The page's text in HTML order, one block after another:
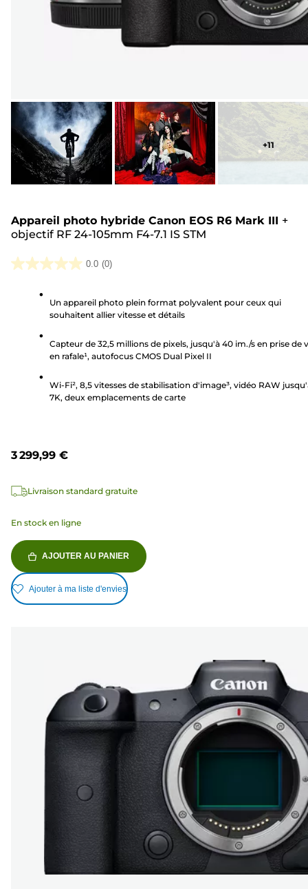
+11
Appareil photo hybride Canon EOS R6 Mark III +
objectif RF 24-105mm F4-7.1 IS STM
0.0 (0)
0.0
étoiles.
Un appareil photo plein format polyvalent pour ceux qui
souhaitent allier vitesse et détails
Capteur de 32,5 millions de pixels, jusqu'à 40 im./s en prise de
en rafale¹, autofocus CMOS Dual Pixel II
Wi-Fi², 8,5 vitesses de stabilisation d'image³, vidéo RAW
7K, deux emplacements de carte
3 299,99 €
Livraison standard gratuite
En stock en ligne
AJOUTER AU PANIER
Ajouter à ma liste d'envies